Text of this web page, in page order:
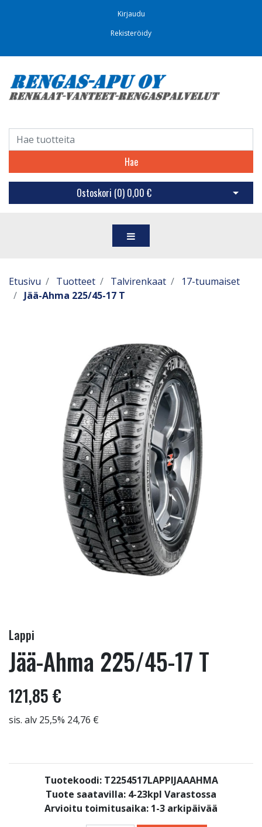
Kirjaudu
Rekisteröidy
Hae
Ostoskori (0) 0,00 € Avaa
Etusivu Tuotteet Talvirenkaat
17-tuumaiset
Jää-Ahma 225/45-17 T
Lappi
Jää-Ahma 225/45-17 T
121,85 €
sis. alv 25,5% 24,76 €
Tuotekoodi: T2254517LAPPIJAAAHMA
Tuote saatavilla: 4-23kpl Varastossa
Arvioitu toimitusaika: 1-3 arkipäivää